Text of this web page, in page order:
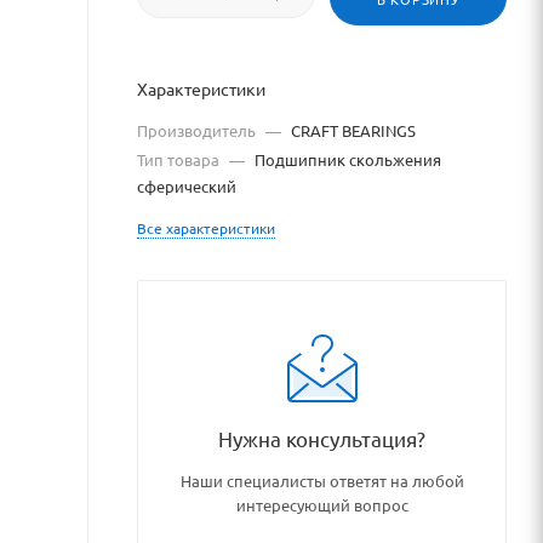
Характеристики
Производитель — CRAFT BEARINGS
Тип товара — Подшипник скольжения
сферический
Все характеристики
Нужна консультация?
Наши специалисты ответят на любой
интересующий вопрос